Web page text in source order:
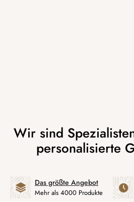
Das größte Angebot
Mehr als 4000 Produkte